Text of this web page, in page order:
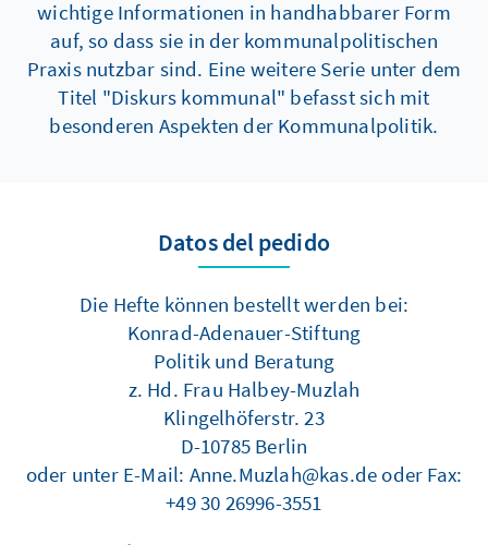
wichtige Informationen in handhabbarer Form
auf, so dass sie in der kommunalpolitischen
Praxis nutzbar sind. Eine weitere Serie unter dem
Titel "Diskurs kommunal" befasst sich mit
besonderen Aspekten der Kommunalpolitik.
Datos del pedido
Die Hefte können bestellt werden bei:
Konrad-Adenauer-Stiftung
Politik und Beratung
z. Hd. Frau Halbey-Muzlah
Klingelhöferstr. 23
D-10785 Berlin
oder unter E-Mail: Anne.Muzlah@kas.de oder Fax:
+49 30 26996-3551